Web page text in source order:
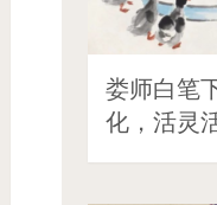
娄师白笔
化，活灵